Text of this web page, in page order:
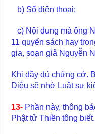
b) Số điện thoại;
c) Nội dung mà ông
11 quyển sách hay
gia, soạn giả Nguyễn
Khi đầy đủ chứng cớ.
Diệu sẽ nhờ Luật sư
13- Phần này, thông
Phật tử Thiền tông biết.